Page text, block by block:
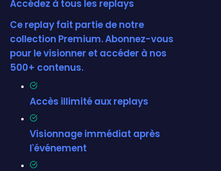
Accédez à tous les replays
Ce replay fait partie de notre
collection Premium. Abonnez-vous
pour le visionner et accéder à nos
500+ contenus.
Accès illimité aux replays
Visionnage immédiat après
l'événement